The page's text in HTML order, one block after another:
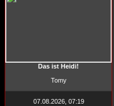
Das ist Heidi!
Tomy
07.08.2026, 07:19